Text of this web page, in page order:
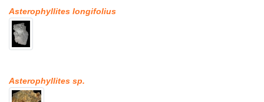
Asterophyllites longifolius
Asterophyllites sp.